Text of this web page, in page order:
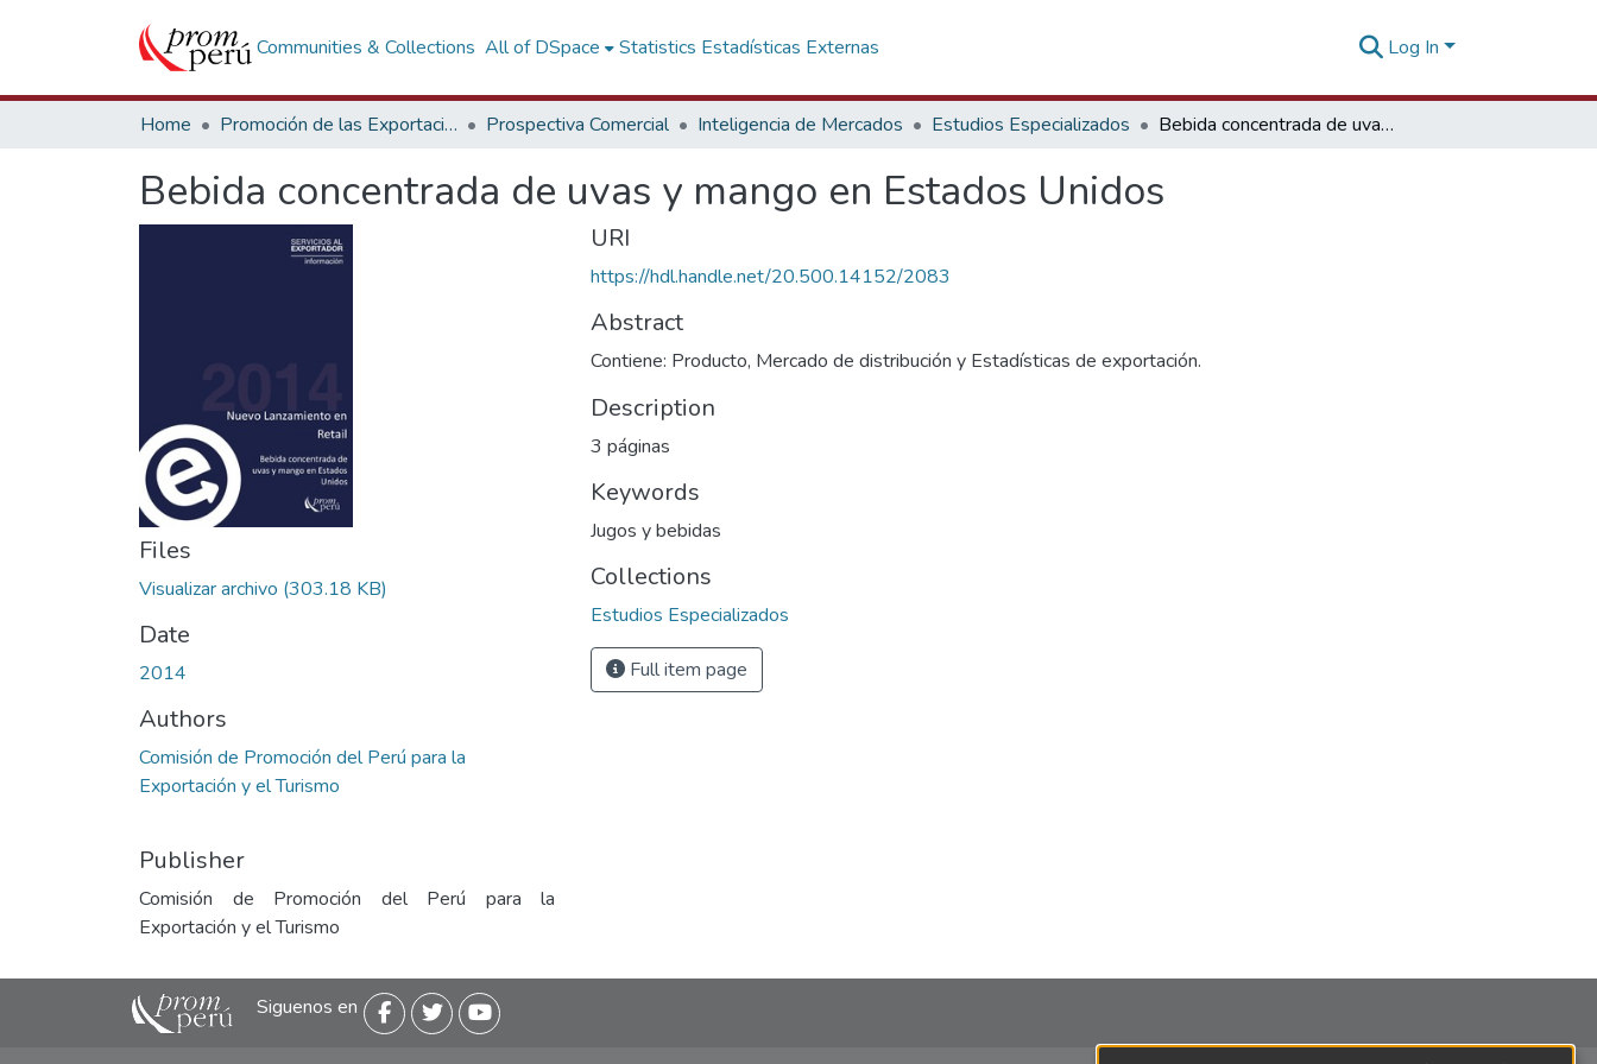
Communities & Collections All of DSpace Statistics Estadísticas Externas Log In
Home Promoción de las Exportaciones Prospectiva Comercial Inteligencia de Mercados Estudios Especializados Bebida concentrada de uvas y mango en Estados Unidos
Bebida concentrada de uvas y mango en Estados Unidos
Files
Visualizar archivo (303.18 KB)
Date
2014
Authors
Comisión de Promoción del Perú para la
Exportación y el Turismo
Publisher
Comisión de Promoción del Perú para la
Exportación y el Turismo
URI
https://hdl.handle.net/20.500.14152/2083
Abstract
Contiene: Producto, Mercado de distribución y Estadísticas de exportación.
Description
3 páginas
Keywords
Jugos y bebidas
Collections
Estudios Especializados
Full item page
Siguenos en